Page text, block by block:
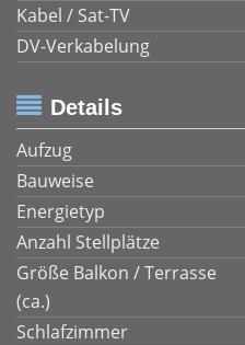
Kabel / Sat-TV
DV-Verkabelung
Details
Aufzug
Bauweise
Energietyp
Anzahl Stellplätze
Größe Balkon / Terrasse
(ca.)
Schlafzimmer